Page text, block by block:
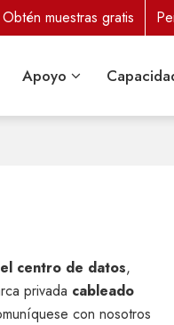
Obtén muestras gratis
Apoyo
centro de datos,
privada cableado
con nosotros